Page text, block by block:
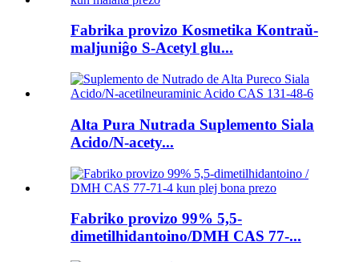
Fabrika provizo Kosmetika Kontraŭ-
maljuniĝo S-Acetyl glu...
Alta Pura Nutrada Suplemento Siala
Acido/N-acety...
Fabriko provizo 99% 5,5-
dimetilhidantoino/DMH CAS 77-...